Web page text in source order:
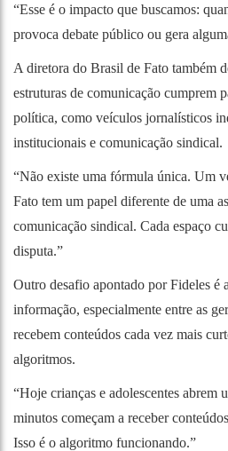
“Esse é o impacto que buscamos:
provoca debate público ou gera
A diretora do Brasil de Fato também
estruturas de comunicação cumprem
política, como veículos jornalísticos
institucionais e comunicação sindical.
“Não existe uma fórmula única. Um
Fato tem um papel diferente de uma
comunicação sindical. Cada espaço
disputa.”
Outro desafio apontado por Fideles é
informação, especialmente entre as
recebem conteúdos cada vez mais
algoritmos.
“Hoje crianças e adolescentes abrem
minutos começam a receber
Isso é o algoritmo funcionando.”